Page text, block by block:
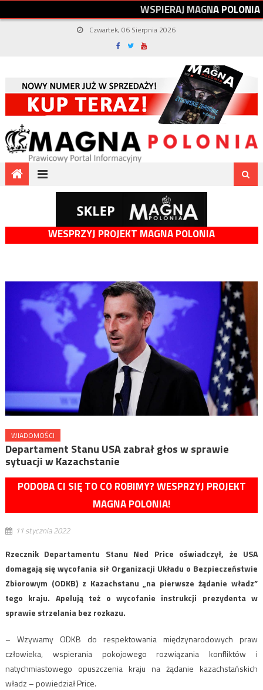
WSPIERAJMAGNAPOLONIA
Czwartek, 06 Sierpnia 2026
WESPRZYJ PROJEKT MAGNA POLONIA
WIADOMOŚCI
Departament Stanu USA zabrał głos w sprawie
sytuacji w Kazachstanie
PODOBA CI SIĘ TO CO ROBIMY? WESPRZYJ PROJEKT
MAGNA POLONIA!
11 stycznia 2022
Rzecznik Departamentu Stanu Ned Price oświadczył, że USA
domagają się wycofania sił Organizacji Układu o Bezpieczeństwie
Zbiorowym (ODKB) z Kazachstanu „na pierwsze żądanie władz”
tego kraju. Apelują też o wycofanie instrukcji prezydenta w
sprawie strzelania bez rozkazu.
– Wzywamy ODKB do respektowania międzynarodowych praw
człowieka, wspierania pokojowego rozwiązania konfliktów i
natychmiastowego opuszczenia kraju na żądanie kazachstańskich
władz – powiedział Price.